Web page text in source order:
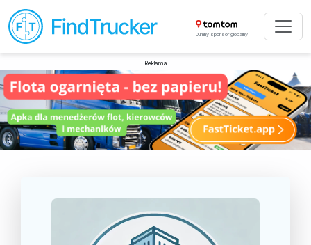
Dumny sponsor globalny
Reklama